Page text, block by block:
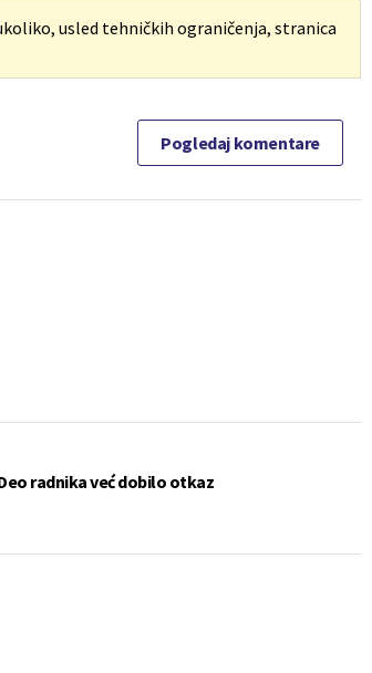
usled tehničkih ograničenja, stranica
Pogledaj komentare
radnika već dobilo otkaz